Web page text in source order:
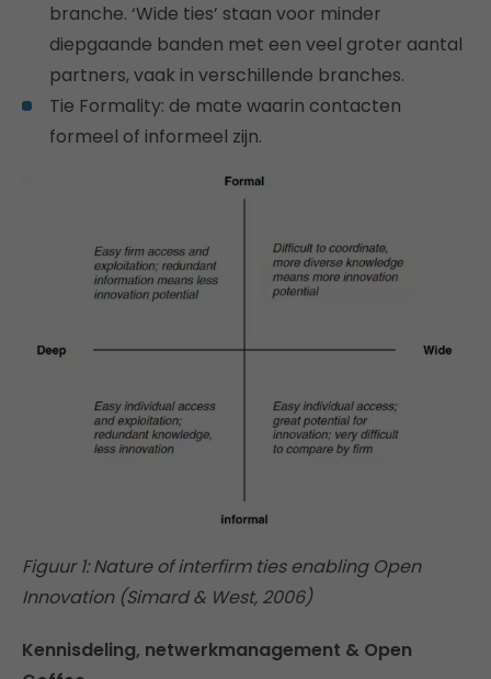
branche. ‘Wide ties’ staan voor minder
diepgaande banden met een veel groter aantal
partners, vaak in verschillende branches.
Tie Formality: de mate waarin contacten
formeel of informeel zijn.
Figuur 1: Nature of interfirm ties enabling Open
Innovation (Simard & West, 2006)
Kennisdeling, netwerkmanagement & Open